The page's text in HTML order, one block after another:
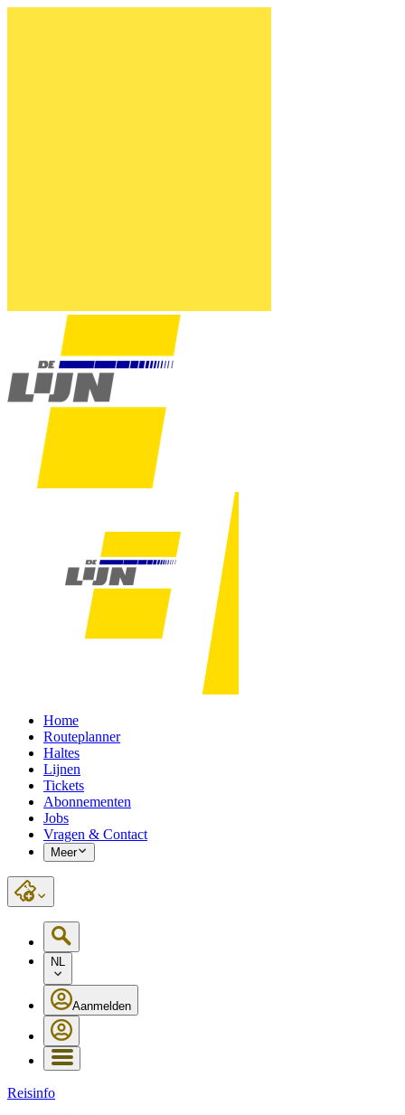
Home
Routeplanner
Haltes
Lijnen
Tickets
Abonnementen
Jobs
Vragen & Contact
Meer
NL
Aanmelden
Reisinfo